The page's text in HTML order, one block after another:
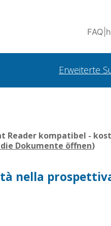
FAQ
Erweiterte
Reader kompatibel -
Dokumente öffnen)
nella